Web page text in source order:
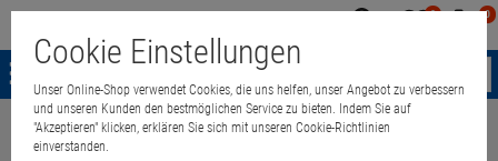
0 0
Menü
Weiter einkaufen
Cookie Einstellungen
Unser Online-Shop verwendet Cookies, die uns helfen, unser Angebot zu verbessern
und unseren Kunden den bestmöglichen Service zu bieten. Indem Sie auf
"Akzeptieren" klicken, erklären Sie sich mit unseren Cookie-Richtlinien
einverstanden.